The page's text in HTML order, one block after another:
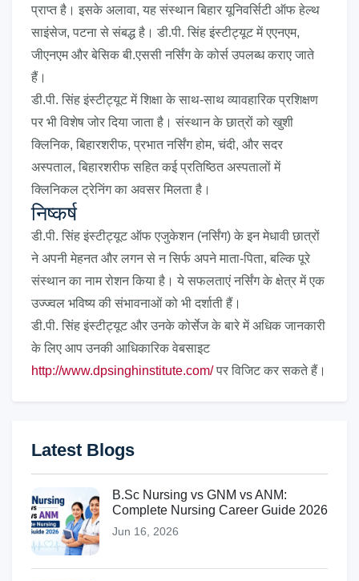
प्राप्त है। इसके अलावा, यह संस्थान बिहार यूनिवर्सिटी ऑफ हेल्थ
साइंसेज, पटना से संबद्ध है। डी.पी. सिंह इंस्टीट्यूट में एएनएम,
जीएनएम और बेसिक बी.एससी नर्सिंग के कोर्स उपलब्ध कराए जाते
हैं।
डी.पी. सिंह इंस्टीट्यूट में शिक्षा के साथ-साथ व्यावहारिक प्रशिक्षण
पर भी विशेष जोर दिया जाता है। संस्थान के छात्रों को खुशी
क्लिनिक, बिहारशरीफ, प्रभात नर्सिंग होम, चंदी, और सदर
अस्पताल, बिहारशरीफ सहित कई प्रतिष्ठित अस्पतालों में
क्लिनिकल ट्रेनिंग का अवसर मिलता है।
निष्कर्ष
डी.पी. सिंह इंस्टीट्यूट ऑफ एजुकेशन (नर्सिंग) के इन मेधावी छात्रों
ने अपनी मेहनत और लगन से न सिर्फ अपने माता-पिता, बल्कि पूरे
संस्थान का नाम रोशन किया है। ये सफलताएं नर्सिंग के क्षेत्र में एक
उज्ज्वल भविष्य की संभावनाओं को भी दर्शाती हैं।
डी.पी. सिंह इंस्टीट्यूट और उनके कोर्सेज के बारे में अधिक जानकारी
के लिए आप उनकी आधिकारिक वेबसाइट
http://www.dpsinghinstitute.com/पर विजिट कर सकते हैं।
Latest Blogs
B.Sc Nursing vs GNM vs ANM:
Complete Nursing Career Guide 2026
Jun 16, 2026